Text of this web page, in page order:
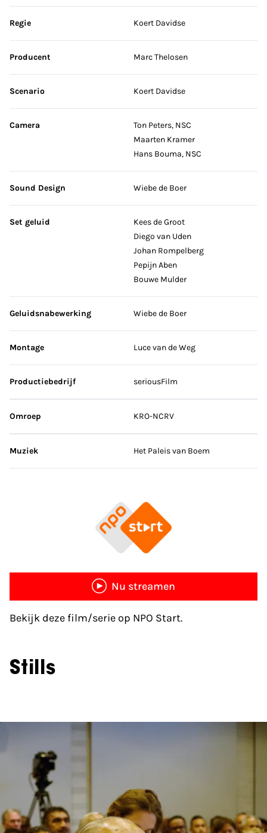
Sla credits over
Regie Koert Davidse
Producent Marc Thelosen
Scenario Koert Davidse
Camera
Ton Peters, NSC
Maarten Kramer
Hans Bouma, NSC
Sound Design Wiebe de Boer
Set geluid
Kees de Groot
Diego van Uden
Johan Rompelberg
Pepijn Aben
Bouwe Mulder
Geluidsnabewerking Wiebe de Boer
Montage Luce van de Weg
Productiebedrijf seriousFilm
Omroep KRO-NCRV
Muziek Het Paleis van Boem
Nu streamen
Bekijk deze film/serie op NPO Start.
Stills